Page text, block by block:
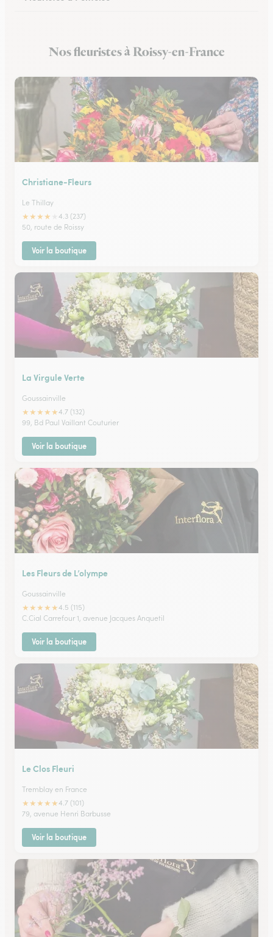
Fleuristes à Luzarches
Nos fleuristes à Roissy-en-France
Christiane-Fleurs
Le Thillay
★★★★
4.3 (237)
50, route de Roissy
Voir la boutique
La Virgule Verte
Goussainville
★★★★★4.7 (132)
99, Bd Paul Vaillant Couturier
Voir la boutique
Les Fleurs de L’olympe
Goussainville
★★★★★4.5 (115)
C.Cial Carrefour 1, avenue Jacques Anquetil
Voir la boutique
Le Clos Fleuri
Tremblay en France
★★★★★4.7 (101)
79, avenue Henri Barbusse
Voir la boutique